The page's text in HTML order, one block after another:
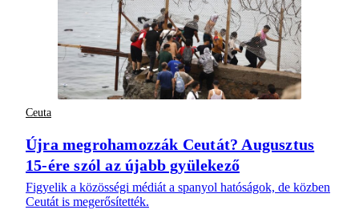
Ceuta
Újra megrohamozzák Ceutát? Augusztus
15-ére szól az újabb gyülekező
Figyelik a közösségi médiát a spanyol hatóságok, de közben
Ceutát is megerősítették.